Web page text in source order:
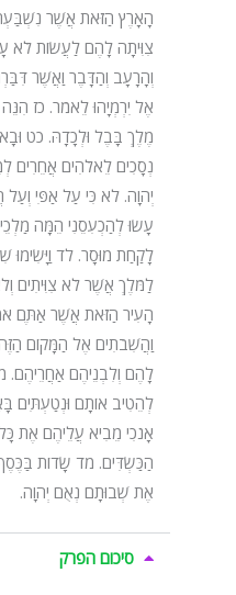
הָאָרֶץ הַזֹּאת אֲשֶׁר נִשְׁבַּעְתָּ
צִוִּיתָה לָהֶם לַעֲשׂוֹת לֹא
וְהָרָעָב וְהַדָּבֶר וַאֲשֶׁר
אֶל יִרְמְיָהוּ לֵאמֹר. כז
מֶלֶךְ בָּבֶל וּלְכָדָהּ. כט
נְסָכִים לֵאלֹהִים אֲחֵרִים
יְהוָה. לא כִּי עַל אַפִּי
עָשׂוּ לְהַכְעִסֵנִי הֵמָּה
לָקַחַת מוּסָר. לד וַיָּשִׂימוּ
לַמֹּלֶךְ אֲשֶׁר לֹא צִוִּיתִים
הָעִיר הַזֹּאת אֲשֶׁר אַתֶּם
וַהֲשִׁבֹתִים אֶל הַמָּקוֹם
לָהֶם וְלִבְנֵיהֶם אַחֲרֵיהֶם.
לְהֵטִיב אוֹתָם
אָנֹכִי מֵבִיא עֲלֵיהֶם אֶת
הַכַּשְׂדִּים. מד שָׂדוֹת בַּכֶּסֶף
אֶת שְׁבוּתָם נְאֻם יְהוָה.
סיכום הפרק